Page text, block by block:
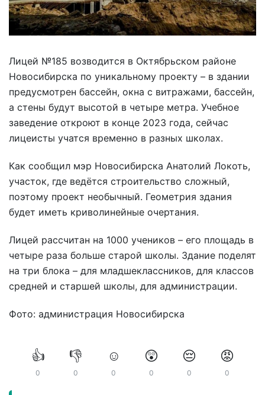
Лицей №185 возводится в Октябрьском районе
Новосибирска по уникальному проекту – в здании
предусмотрен бассейн, окна с витражами, бассейн,
а стены будут высотой в четыре метра. Учебное
заведение откроют в конце 2023 года, сейчас
лицеисты учатся временно в разных школах.
Как сообщил мэр Новосибирска Анатолий Локоть,
участок, где ведётся строительство сложный,
поэтому проект необычный. Геометрия здания
будет иметь криволинейные очертания.
Лицей рассчитан на 1000 учеников – его площадь в
четыре раза больше старой школы. Здание поделят
на три блока – для младшеклассников, для классов
средней и старшей школы, для администрации.
Фото: администрация Новосибирска
👍
0
👎
0
☺️
0
😲
0
😔
0
😡
0